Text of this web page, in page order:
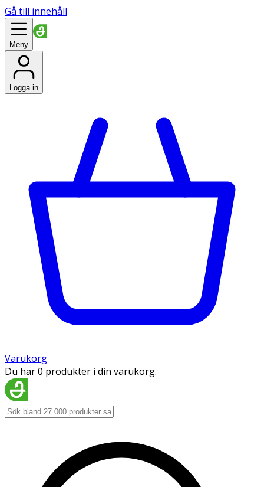
Gå till innehåll
Meny
Logga in
Varukorg
Du har 0 produkter i din varukorg.